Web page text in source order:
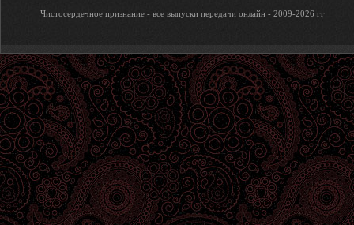
Чистосердечное признание - все выпуски передачи онлайн - 2009-2026 гг